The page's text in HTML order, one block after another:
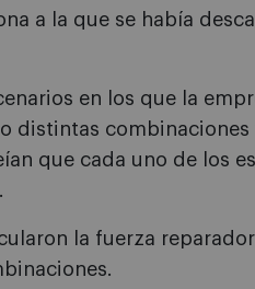
a la que se había
en los que la
distintas
que cada uno de los
la fuerza